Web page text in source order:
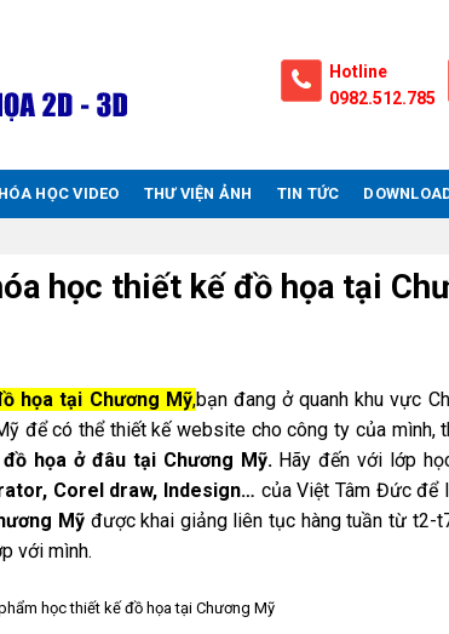
Hotline
0982.512.785
HỌC VIDEO THƯ VIỆN ẢNH TIN TỨC
học thiết kế đồ họa tại
họa tại Chương Mỹ,bạn đang ở quanh khu vực
để có thể thiết kế website cho công ty của mình,
họa ở đâu tại Chương Mỹ. Hãy đến với lớp
Corel draw, Indesign… của Việt Tâm Đức để
Mỹđược khai giảng liên tục hàng tuần từ t2-
với mình.